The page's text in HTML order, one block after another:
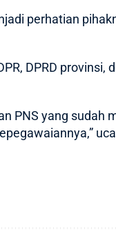
perhatian
DPRD provinsi,
PNS yang sudah